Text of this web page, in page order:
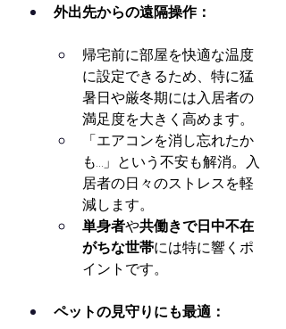
外出先からの遠隔操作：
帰宅前に部屋を快適な温度
に設定できるため、特に猛
暑日や厳冬期には入居者の
満足度を大きく高めます。
「エアコンを消し忘れたか
も…」という不安も解消。入
居者の日々のストレスを軽
減します。
単身者や共働きで日中不在
がちな世帯には特に響くポ
イントです。
ペットの見守りにも最適：